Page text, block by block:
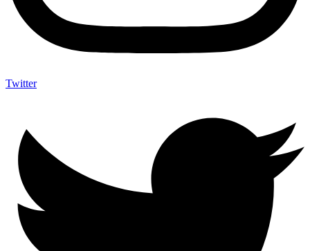
Twitter